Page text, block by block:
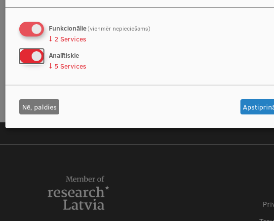
Funkcionālie(vienmēr nepieciešams)
↓ 2 Services
Analītiskie
↓ 5 Services
Nē, paldies